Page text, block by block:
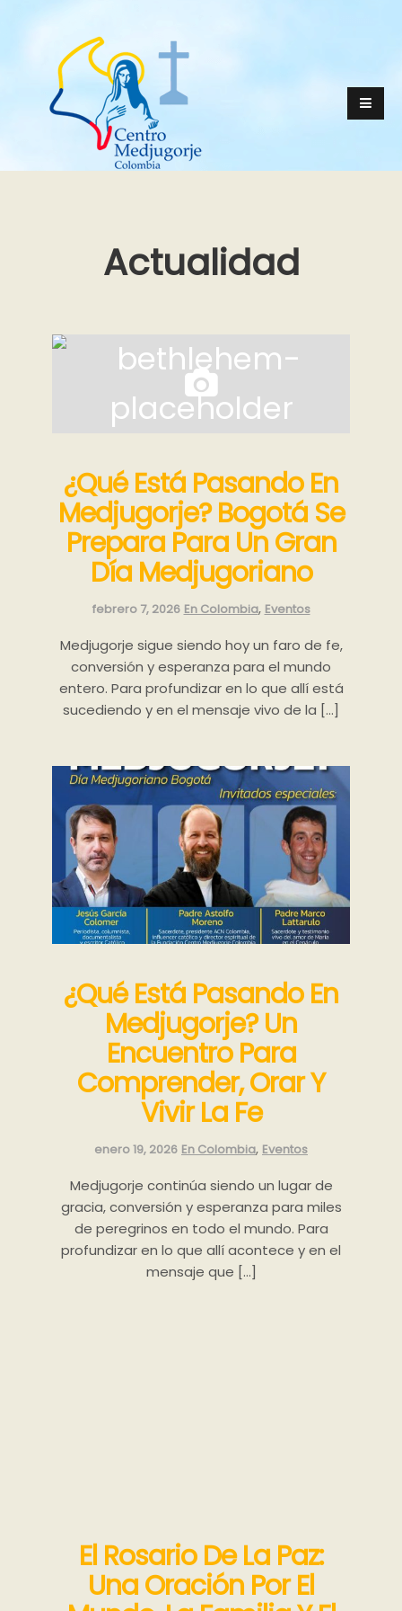
Actualidad
¿Qué Está Pasando En
Medjugorje? Bogotá Se
Prepara Para Un Gran
Día Medjugoriano
febrero 7, 2026 Categories:
En Colombia, Eventos
Medjugorje sigue siendo hoy un faro de fe,
conversión y esperanza para el mundo
entero. Para profundizar en lo que allí está
sucediendo y en el mensaje vivo de la […]
¿Qué Está Pasando En
Medjugorje? Un
Encuentro Para
Comprender, Orar Y
Vivir La Fe
enero 19, 2026 Categories:
En Colombia, Eventos
Medjugorje continúa siendo un lugar de
gracia, conversión y esperanza para miles
de peregrinos en todo el mundo. Para
profundizar en lo que allí acontece y en el
mensaje que […]
El Rosario De La Paz:
Una Oración Por El